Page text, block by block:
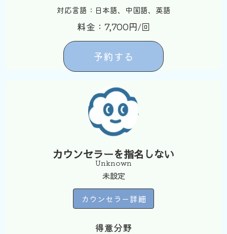
対応言語：日本語、中国語、英語
料金：7,700円/回
予約する
カウンセラーを指名しない
Unknown
未設定
カウンセラー詳細
得意分野